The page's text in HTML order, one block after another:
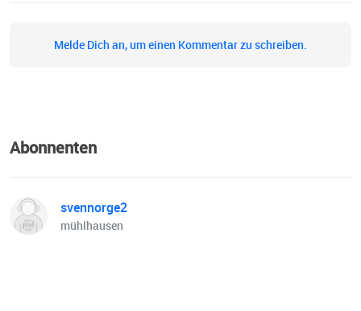
Melde Dich an, um einen Kommentar zu schreiben.
Abonnenten
svennorge2
mühlhausen